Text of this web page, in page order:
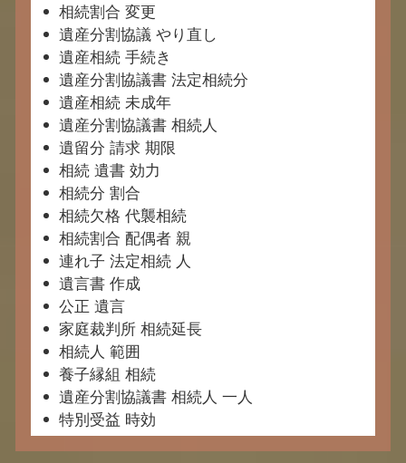
相続割合 変更
遺産分割協議 やり直し
遺産相続 手続き
遺産分割協議書 法定相続分
遺産相続 未成年
遺産分割協議書 相続人
遺留分 請求 期限
相続 遺書 効力
相続分 割合
相続欠格 代襲相続
相続割合 配偶者 親
連れ子 法定相続 人
遺言書 作成
公正 遺言
家庭裁判所 相続延長
相続人 範囲
養子縁組 相続
遺産分割協議書 相続人 一人
特別受益 時効